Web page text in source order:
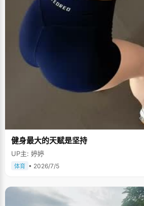
健身最大的天赋是坚持
UP主: 婷婷
体育 • 2026/7/5